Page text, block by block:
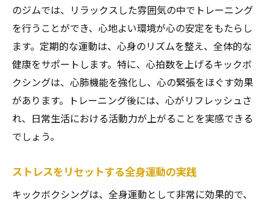
のジムでは、リラックスした雰囲気の中でトレーニング
を行うことができ、心地よい環境が心の安定をもたらし
ます。定期的な運動は、心身のリズムを整え、全体的な
健康をサポートします。特に、心拍数を上げるキックボ
クシングは、心肺機能を強化し、心の緊張をほぐす効果
があります。トレーニング後には、心がリフレッシュさ
れ、日常生活における活動力が上がることを実感できる
でしょう。
ストレスをリセットする全身運動の実践
キックボクシングは、全身運動として非常に効果的で、